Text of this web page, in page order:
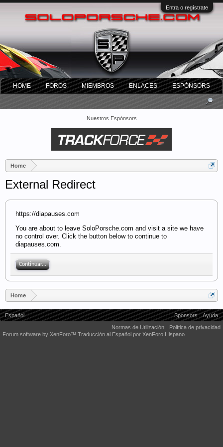
Entra o regístrate
Nuestros Espónsors
Home
External Redirect
https://diapauses.com
You are about to leave SoloPorsche.com and visit a site we have
no control over. Click the button below to continue to
diapauses.com.
Continuar...
Home
HOME FOROS MIEMBROS ENLACES ESPÓNSORS
Español Sponsors
Ayuda
Normas de Utilización
Política de privacidad
Forum software by XenForo™ Traducción al Español por XenForo Hispano.